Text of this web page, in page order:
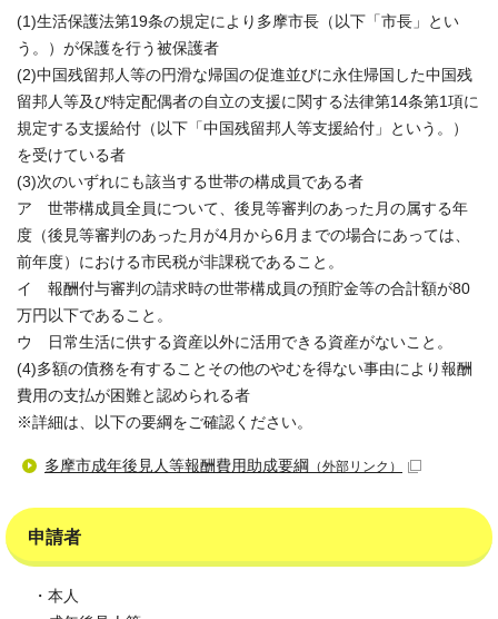
(1)生活保護法第19条の規定により多摩市長（以下「市長」とい
う。）が保護を行う被保護者
(2)中国残留邦人等の円滑な帰国の促進並びに永住帰国した中国残
留邦人等及び特定配偶者の自立の支援に関する法律第14条第1項に
規定する支援給付（以下「中国残留邦人等支援給付」という。）
を受けている者
(3)次のいずれにも該当する世帯の構成員である者
ア 世帯構成員全員について、後見等審判のあった月の属する年
度（後見等審判のあった月が4月から6月までの場合にあっては、
前年度）における市民税が非課税であること。
イ 報酬付与審判の請求時の世帯構成員の預貯金等の合計額が80
万円以下であること。
ウ 日常生活に供する資産以外に活用できる資産がないこと。
(4)多額の債務を有することその他のやむを得ない事由により報酬
費用の支払が困難と認められる者
※詳細は、以下の要綱をご確認ください。
多摩市成年後見人等報酬費用助成要綱 （外部リンク）
申請者
・本人